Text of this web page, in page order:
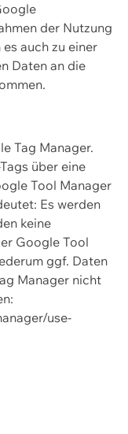
der Nutzung
auch zu einer
Daten an die
Tag Manager.
über eine
Tool Manager
Es werden
keine
Google Tool
ggf. Daten
Manager nicht
use-